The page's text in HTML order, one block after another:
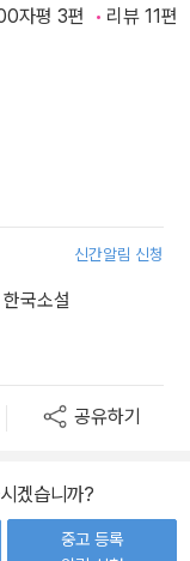
자평 3편 리뷰 11편
신간알림 신청
국소설
공유하기
겠습니까?
중고 등록